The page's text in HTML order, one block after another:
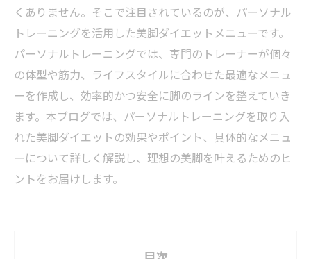
くありません。そこで注目されているのが、パーソナル
トレーニングを活用した美脚ダイエットメニューです。
パーソナルトレーニングでは、専門のトレーナーが個々
の体型や筋力、ライフスタイルに合わせた最適なメニュ
ーを作成し、効率的かつ安全に脚のラインを整えていき
ます。本ブログでは、パーソナルトレーニングを取り入
れた美脚ダイエットの効果やポイント、具体的なメニュ
ーについて詳しく解説し、理想の美脚を叶えるためのヒ
ントをお届けします。